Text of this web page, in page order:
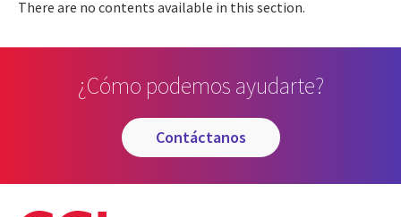
There are no contents available in this section.
¿Cómo podemos ayudarte?
contáctanos